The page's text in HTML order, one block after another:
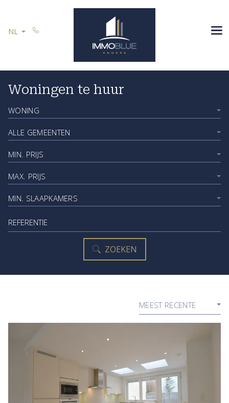
Menu overslaan en naar de inhoud gaan
NL
SPANJE
U VERKOOPT
REFERENTIES
CONTACT
Vind hier uw ideale woonst
WONING
ALLE GEMEENTEN
MIN. PRIJS
MAX. PRIJS
MIN. SLAAPKAMERS
Referentie
ZOEKEN
Woningen te huur
MEEST RECENTE